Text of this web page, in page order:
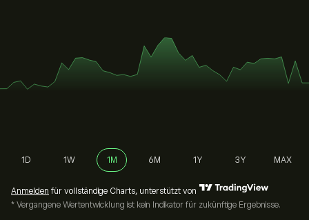
1D 1W 1M 6M 1Y 3Y MAX
Anmelden für vollständige Charts, unterstützt von
* Vergangene Wertentwicklung ist kein Indikator für zukünftige Ergebnisse.